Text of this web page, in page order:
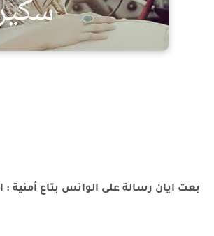
بعت ايان رسالة على الواتس بتاع أمنية :